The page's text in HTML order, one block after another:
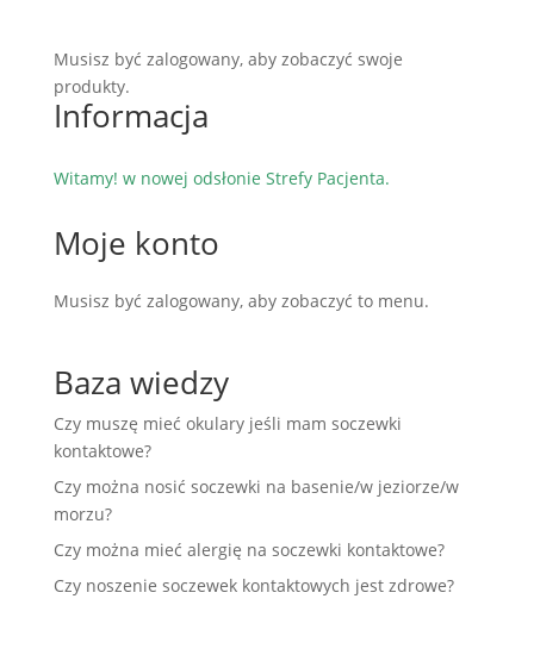
Musisz być zalogowany, aby zobaczyć swoje
produkty.
Informacja
Witamy! w nowej odsłonie Strefy Pacjenta.
Moje konto
Musisz być zalogowany, aby zobaczyć to menu.
Baza wiedzy
Czy muszę mieć okulary jeśli mam soczewki
kontaktowe?
Czy można nosić soczewki na basenie/w jeziorze/w
morzu?
Czy można mieć alergię na soczewki kontaktowe?
Czy noszenie soczewek kontaktowych jest zdrowe?